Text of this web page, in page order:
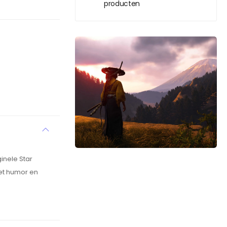
producten
Star
humor en